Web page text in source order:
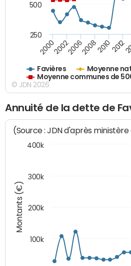
Favières
Moyenne
Moyenne communes de
200020022006200820102012
250
500
© JDN 2026
Annuité de la dette de
Montants (€)
(Source : JDN d'après
100k
200k
300k
400k